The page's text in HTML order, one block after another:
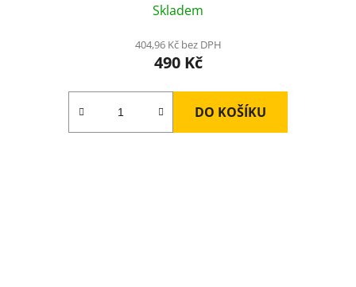
Skladem
404,96 Kč bez DPH
490 Kč
DO KOŠÍKU